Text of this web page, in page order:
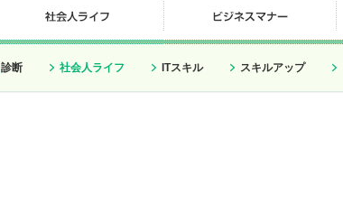
診断 社会人ライフ ITスキル スキルアップ